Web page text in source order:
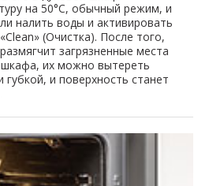
на 50°C, обычный режим, и
налить воды и активировать
(Очистка). После того,
загрязненные места
шкафа, их можно вытереть
и поверхность станет